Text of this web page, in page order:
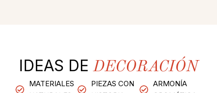
IDEAS DE DECORACIÓN
MATERIALES
PIEZAS CON
ARMONÍA